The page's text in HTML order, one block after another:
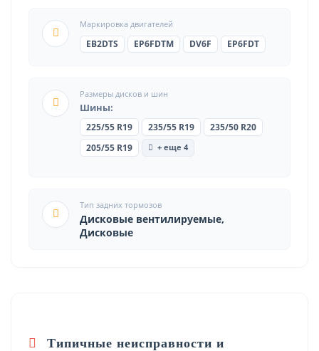
Маркировка двигателей
EB2DTS
EP6FDTM DV6F EP6FDT
Размеры дисков и шин
Шины:
225/55 R19 235/55 R19
235/50 R20
205/55 R19
+ еще 4
Тип задних тормозов
Дисковые вентилируемые,
Дисковые
Типичные неисправности и